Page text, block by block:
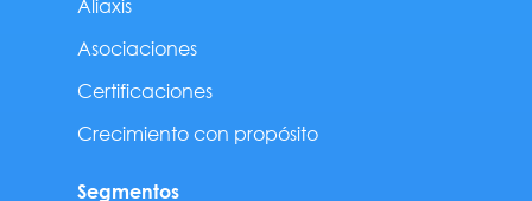
Aliaxis
Asociaciones
Certificaciones
Crecimiento con propósito
Segmentos